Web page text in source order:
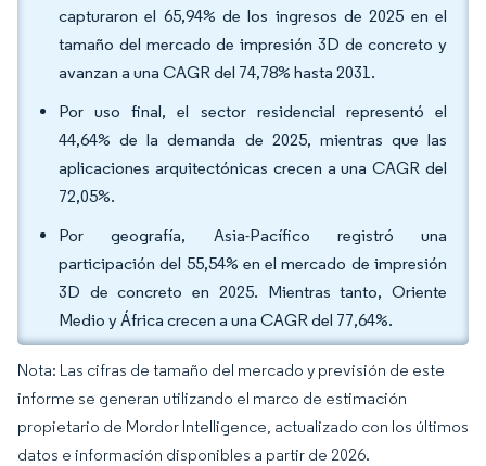
capturaron el 65,94% de los ingresos de 2025 en el
tamaño del mercado de impresión 3D de concreto y
avanzan a una CAGR del 74,78% hasta 2031.
Por uso final, el sector residencial representó el
44,64% de la demanda de 2025, mientras que las
aplicaciones arquitectónicas crecen a una CAGR del
72,05%.
Por geografía, Asia-Pacífico registró una
participación del 55,54% en el mercado de impresión
3D de concreto en 2025. Mientras tanto, Oriente
Medio y África crecen a una CAGR del 77,64%.
Nota: Las cifras de tamaño del mercado y previsión de este
informe se generan utilizando el marco de estimación
propietario de Mordor Intelligence, actualizado con los últimos
datos e información disponibles a partir de 2026.